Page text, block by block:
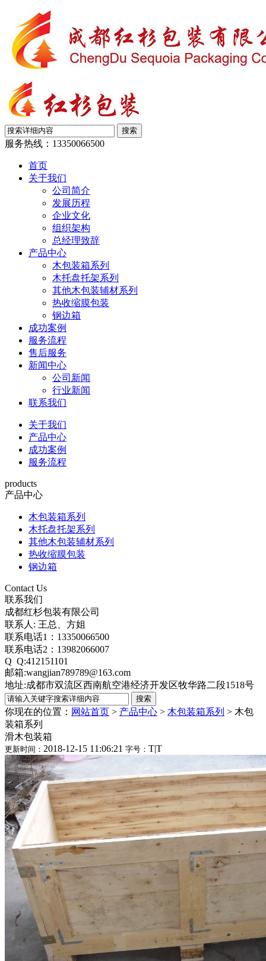
服务热线： 13350066500
首页
关于我们
公司简介
发展历程
企业文化
组织架构
总经理致辞
产品中心
木包装箱系列
木托盘托架系列
其他木包装辅材系列
热收缩膜包装
钢边箱
成功案例
服务流程
售后服务
新闻中心
公司新闻
行业新闻
联系我们
关于我们
产品中心
成功案例
服务流程
products
产品中心
木包装箱系列
木托盘托架系列
其他木包装辅材系列
热收缩膜包装
钢边箱
Contact Us
联系我们
成都红杉包装有限公司
联系人: 王总、方姐
联系电话1：13350066500
联系电话2：13982066007
Q Q:412151101
邮箱:wangjian789789@163.com
地址:成都市双流区西南航空港经济开发区牧华路二段1518号
你现在的位置： 网站首页 > 产品中心 > 木包装箱系列 > 木包
装箱系列
滑木包装箱
更新时间： 2018-12-15 11:06:21 字号： T|T